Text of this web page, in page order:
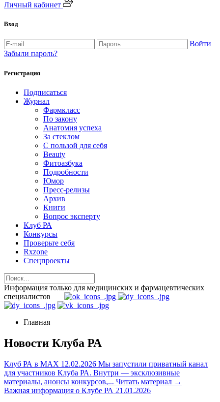
Личный кабинет
Вход
Войти
Забыли пароль?
Регистрация
Подписаться
Журнал
Фармкласс
По закону
Анатомия успеха
За стеклом
С пользой для себя
Beauty
Фитоазбука
Подробности
Юмор
Пресс-релизы
Архив
Книги
Вопрос эксперту
Клуб РА
Конкурсы
Проверьте себя
Rxzone
Спецпроекты
Информация только для медицинских и фармацевтических
специалистов
Главная
Новости Клуба РА
Клуб РА в MAX 12.02.2026 Мы запустили приватный канал
для участников Клуба РА. Внутри — эксклюзивные
материалы, анонсы конкурсов,... Читать материал →
Важная информация о Клубе РА 21.01.2026